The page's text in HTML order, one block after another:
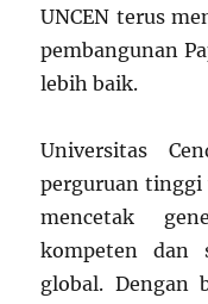
UNCEN terus
pembangunan
lebih baik.
Universitas
perguruan tinggi
mencetak
kompeten dan
global. Dengan